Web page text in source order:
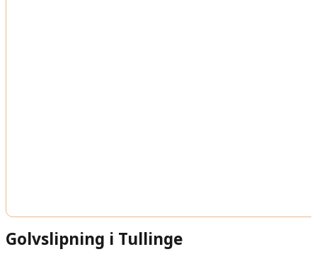
Golvslipning i Tullinge